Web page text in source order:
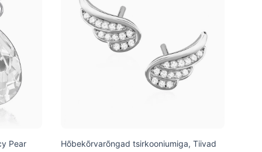
Pear
Hõbekõrvarõngad tsirkooniumiga, Tiivad